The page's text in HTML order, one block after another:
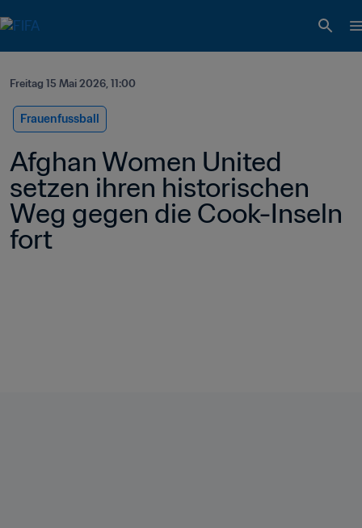
Freitag 15 Mai 2026, 11:00
Frauenfussball
Afghan Women United
setzen ihren historischen
Weg gegen die Cook-Inseln
fort